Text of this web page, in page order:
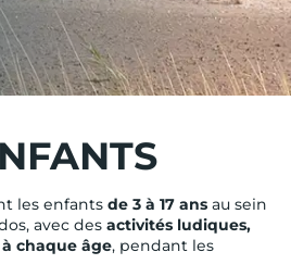
les enfants de 3 à 17 ans au sein
avec des activités ludiques,
chaque âge, pendant les